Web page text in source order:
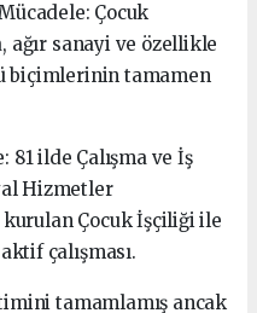
Çocuk
ağır sanayi ve özellikle
biçimlerinin tamamen
Çalışma ve İş
Hizmetler
Çocuk İşçiliği ile
çalışması.
tamamlamış ancak